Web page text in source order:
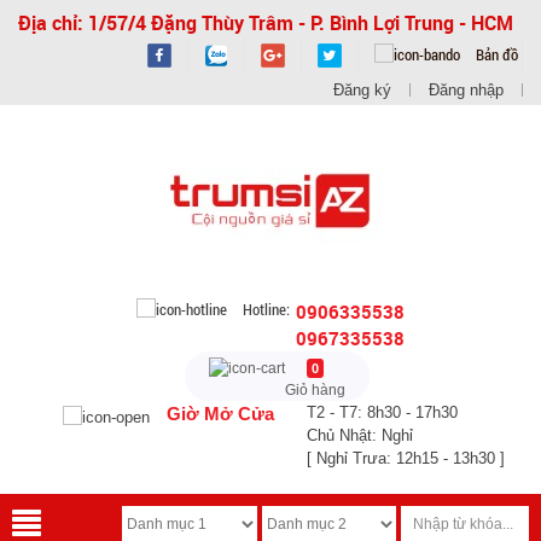
Địa chỉ: 1/57/4 Đặng Thùy Trâm - P. Bình Lợi Trung - HCM
Bản đồ
Đăng ký Đăng nhập
Hotline: 0906335538
0967335538
0
Giỏ hàng
Giờ Mở Cửa
T2 - T7: 8h30 - 17h30
Chủ Nhật: Nghỉ
[ Nghỉ Trưa: 12h15 - 13h30 ]